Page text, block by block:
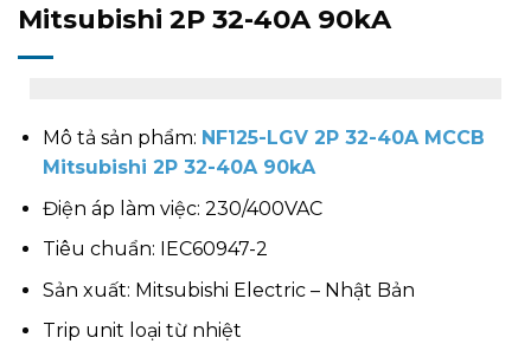
Mitsubishi 2P 32-40A 90kA
Mô tả sản phẩm: NF125-LGV 2P 32-40A MCCB
Mitsubishi 2P 32-40A 90kA
Điện áp làm việc: 230/400VAC
Tiêu chuẩn: IEC60947-2
Sản xuất: Mitsubishi Electric – Nhật Bản
Trip unit loại từ nhiệt